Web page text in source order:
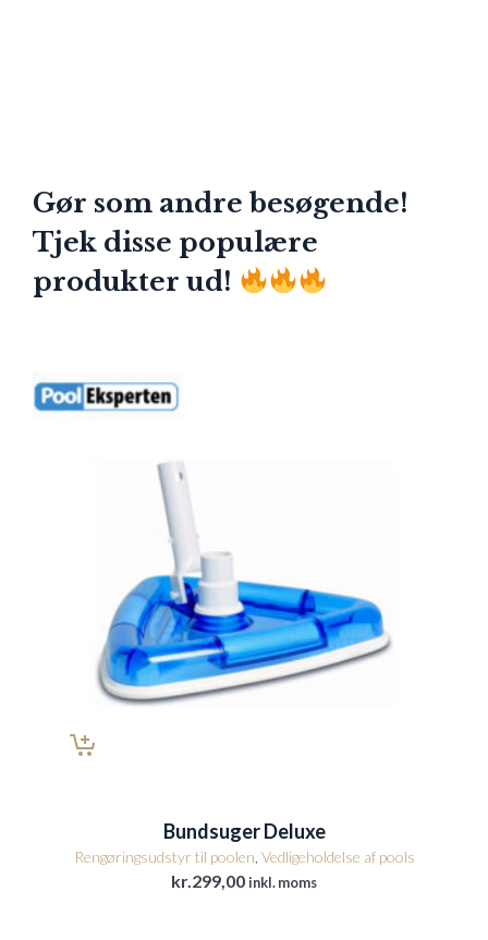
Gør som andre besøgende!
Tjek disse populære
produkter ud!
Bundsuger Deluxe
Rengøringsudstyr til poolen Vedligeholdelse af pools
kr.299,00inkl. moms